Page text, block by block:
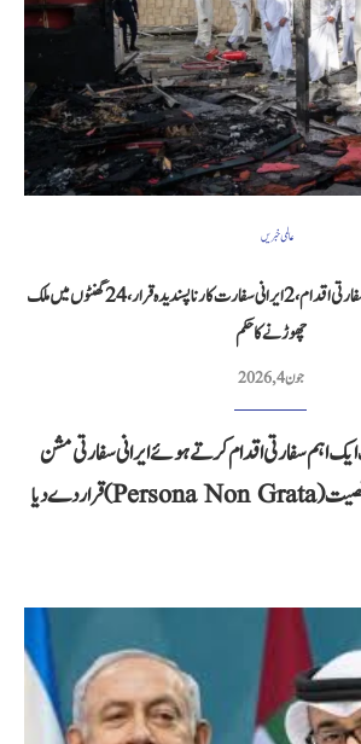
عالمی خبریں
کویت کا ایران کے خلاف سخت سفارتی اقدام، 2 ایرانی سفارت کار ناپسندیدہ قرار، 24 گھنٹوں میں ملک
چھوڑنے کا حکم
جون 4, 2026
اہم سفارتی اقدام کرتے ہوئے ایرانی سفارتی مشن
کے دو ارکان کو ناپسندیدہ شخصیت (Persona Non Grata) قرار دے دیا